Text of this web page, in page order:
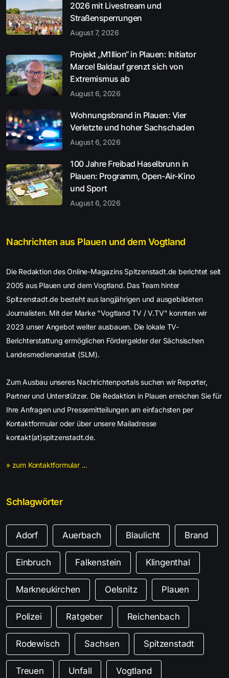
2026 mit Livestream und
Straßensperrungen
August 7, 2026
Projekt „M1llion“ in Plauen: Initiator
Marcel Baldauf grenzt sich von
Extremismus ab
August 6, 2026
Wohnungsbrand in Plauen: Vier
Verletzte und hoher Sachschaden
August 6, 2026
100 Jahre Freibad Haselbrunn in
Plauen: Programm, Open-Air-Kino
und Sport
August 6, 2026
Nachrichten aus Plauen und dem Vogtland
Die Redaktion des Online-Magazins Spitzenstadt.de berichtet seit
2005 aus Plauen und dem Vogtland. Das Team hinter
Spitzenstadt.de besteht aus langjährigen und ausgebildeten
Journalisten. Mit der Marke "Vogtland TV / V.TV" konnten wir
2023 unser Angebot weiter ausbauen. Die lokale TV-
Berichterstattung ermöglichen Fördergelder der Sächsischen
Landesmedienanstalt (SLM).
Zum Ausbau unseres Nachrichtenportals suchen wir Reporter,
Partner und Unterstützer. Die Redaktion in Plauen erreichen Sie für
Ihre Anfragen und Pressemitteilungen am einfachsten per
Kontaktformular oder über unsere Mailadresse
kontakt(at)spitzenstadt.de.
» zum Kontaktformular ...
Schlagwörter
Adorf Auerbach Blaulicht Brand
Einbruch Falkenstein Klingenthal
Markneukirchen Oelsnitz Plauen
Polizei Ratgeber Reichenbach
Rodewisch Sachsen Spitzenstadt
Treuen Unfall Vogtland